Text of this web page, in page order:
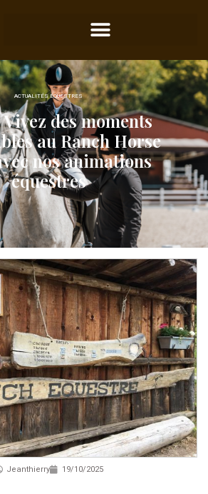
ACTUALITÉS ÉQUESTRES
des moments
au Ranch Horse
nos animations
équestres
Jeanthierry 19/10/2025